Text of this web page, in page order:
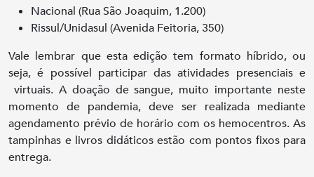
Nacional (Rua São Joaquim, 1.200)
Rissul/Unidasul (Avenida Feitoria, 350)
Vale lembrar que esta edição tem formato híbrido, ou
seja, é possível participar das atividades presenciais e
virtuais. A doação de sangue, muito importante neste
momento de pandemia, deve ser realizada mediante
agendamento prévio de horário com os hemocentros. As
tampinhas e livros didáticos estão com pontos fixos para
entrega.